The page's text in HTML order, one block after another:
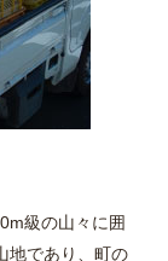
級の山々に囲
地であり、町の